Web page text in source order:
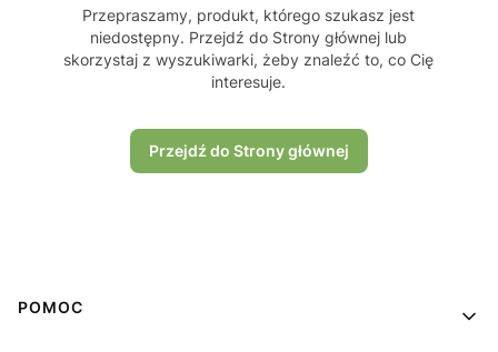
Przepraszamy, produkt, którego szukasz jest
niedostępny. Przejdź do Strony głównej lub
skorzystaj z wyszukiwarki, żeby znaleźć to, co Cię
interesuje.
Przejdź do Strony głównej
Linki w stopce
POMOC